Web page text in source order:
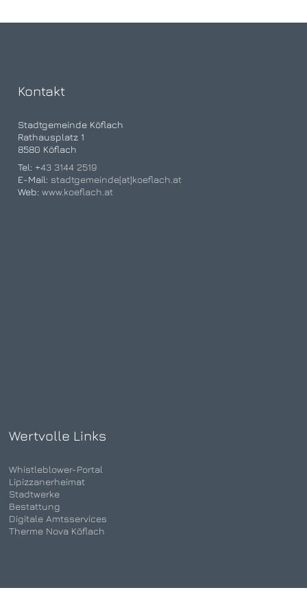
Kontakt
Stadtgemeinde Köflach
Rathausplatz 1
8580 Köflach
Tel: +43 3144 2519
E-Mail: stadtgemeinde[at]koeflach.at
Web:www.koeflach.at
Wertvolle Links
Whistleblower-Portal
Lipizzanerheimat
Stadtwerke
Bestattung
Digitale Amtsservices
Therme Nova Köflach